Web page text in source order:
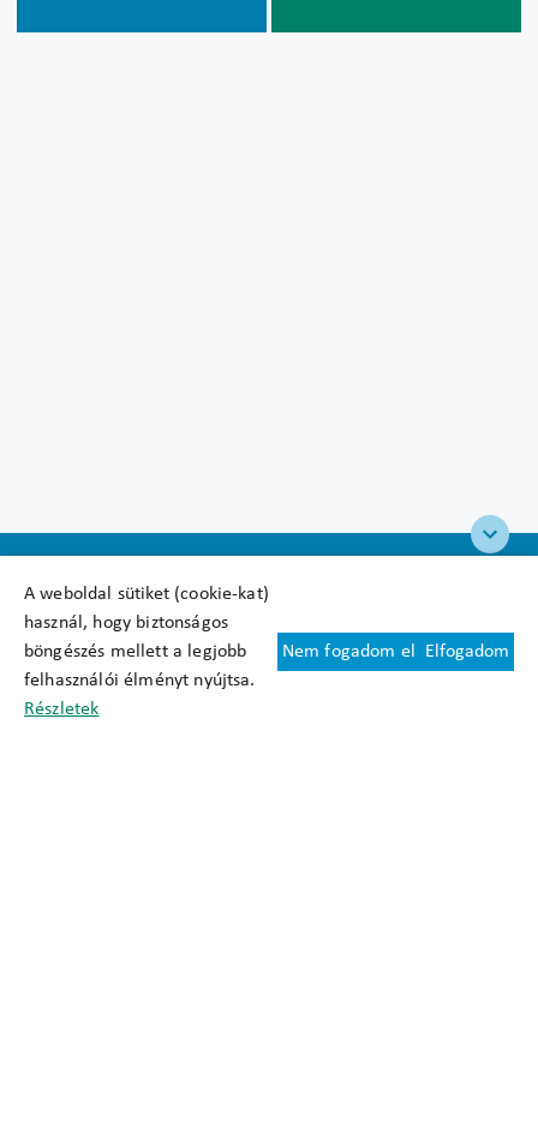
A weboldal sütiket (cookie-kat)
használ, hogy biztonságos
böngészés mellett a legjobb
felhasználói élményt nyújtsa.
Részletek
Nem fogadom el Elfogadom
Felhasználási feltételek